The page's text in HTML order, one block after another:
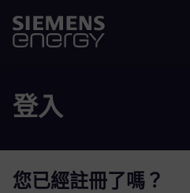
登入
您已經註冊了嗎？